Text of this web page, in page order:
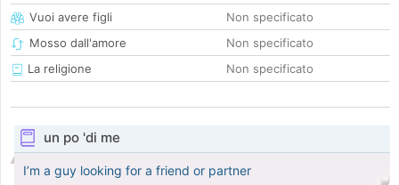
Vuoi avere figli
Non specificato
Mosso dall'amore
Non specificato
La religione
Non specificato
un po 'di me
I’m a guy looking for a friend or partner